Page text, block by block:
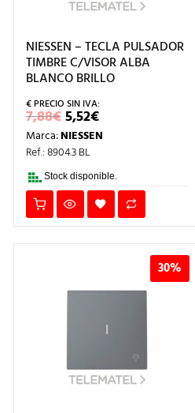
NIESSEN – TECLA PULSADOR
TIMBRE C/VISOR ALBA
BLANCO BRILLO
7,88€EL
PRECIO
ORIGINAL
ERA:
7,88€.
5,52€EL
PRECIO
ACTUAL
5,52€.
Marca:NIESSEN
Ref.: 8904.3 BL
Stock disponible.
30%